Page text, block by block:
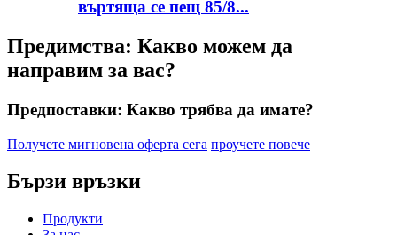
въртяща се пещ 85/8...
Предимства: Какво можем да
направим за вас?
Предпоставки: Какво трябва да имате?
Получете мигновена оферта сега проучете повече
Бързи връзки
Продукти